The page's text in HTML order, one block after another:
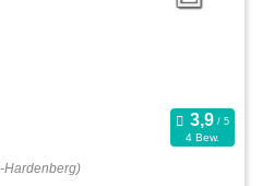
4 Bew.
Hardenberg)